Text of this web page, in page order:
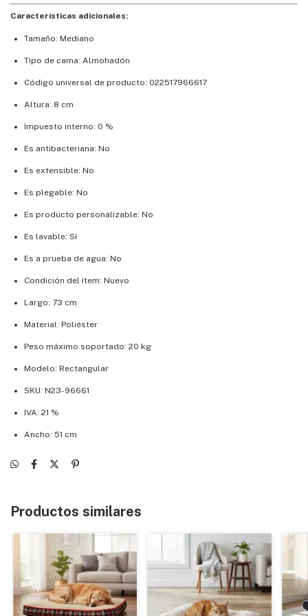
Características adicionales:
Tamaño: Mediano
Tipo de cama: Almohadón
Código universal de producto: 022517966617
Altura: 8 cm
Impuesto interno: 0 %
Es antibacteriana: No
Es extensible: No
Es plegable: No
Es producto personalizable: No
Es lavable: Sí
Es a prueba de agua: No
Condición del ítem: Nuevo
Largo: 73 cm
Material: Poliéster
Peso máximo soportado: 20 kg
Modelo: Rectangular
SKU: N23-96661
IVA: 21 %
Ancho: 51 cm
Productos similares